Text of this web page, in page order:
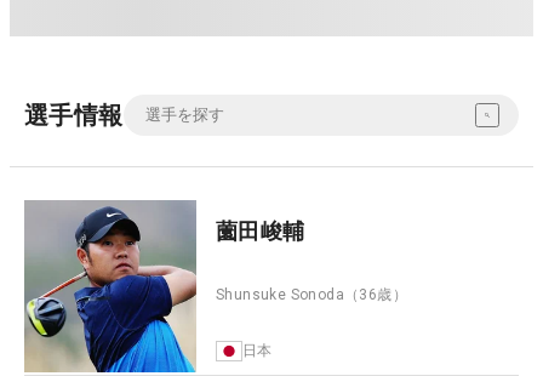
選手情報
薗田峻輔
Shunsuke Sonoda （36歳）
日本